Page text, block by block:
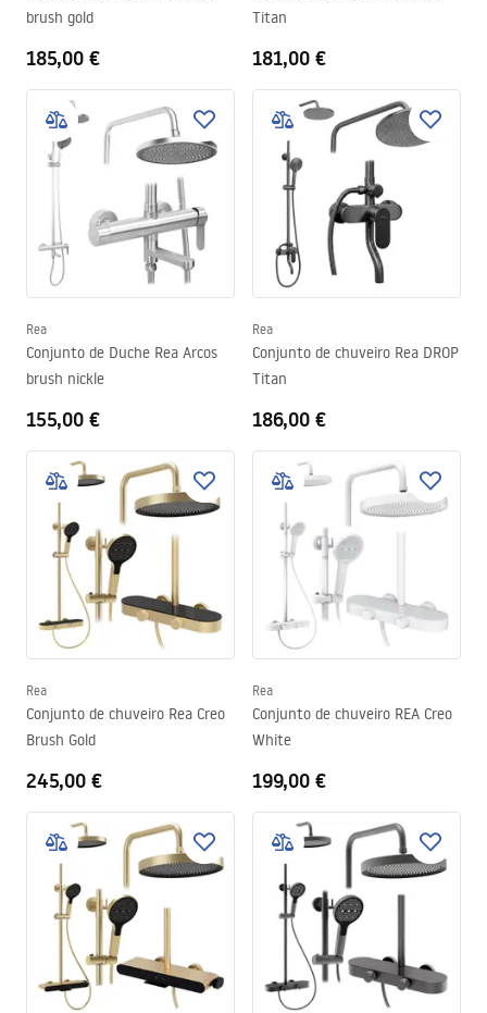
brush gold
185,00 €
Titan
181,00 €
Rea
Conjunto de Duche Rea Arcos
brush nickle
155,00 €
Rea
Conjunto de chuveiro Rea DROP
Titan
186,00 €
Rea
Conjunto de chuveiro Rea Creo
Brush Gold
245,00 €
Rea
Conjunto de chuveiro REA Creo
White
199,00 €